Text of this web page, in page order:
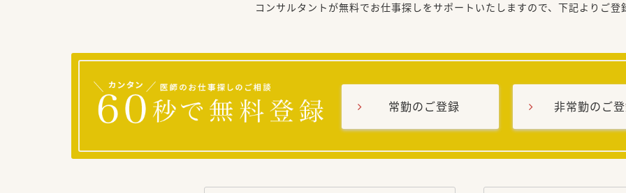
コンサルタントが無料でお仕事探しをサポートいたしますので、下記よりご登
常勤のご登録 非常勤のご